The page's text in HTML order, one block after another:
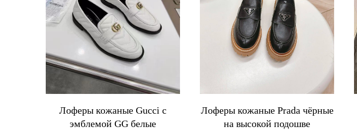
Лоферы кожаные Gucci с
эмблемой GG белые
Лоферы кожаные Prada чёрные
на высокой подошве